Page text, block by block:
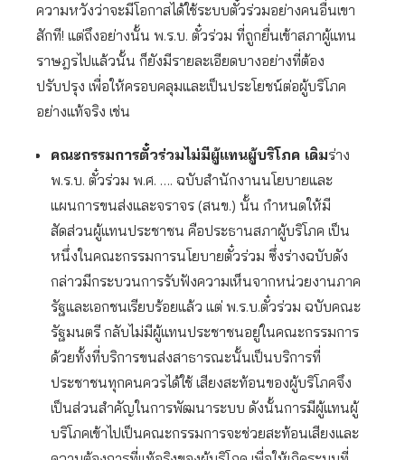
ความหวังว่าจะมีโอกาสได้ใช้ระบบตั๋วร่วมอย่างคนอื่นเขา
สักที! แต่ถึงอย่างนั้น พ.ร.บ. ตั๋วร่วม ที่ถูกยื่นเข้าสภาผู้แทน
ราษฎรไปแล้วนั้น ก็ยังมีรายละเอียดบางอย่างที่ต้อง
ปรับปรุง เพื่อให้ครอบคลุมและเป็นประโยชน์ต่อผู้บริโภค
อย่างแท้จริง เช่น
คณะกรรมการตั๋วร่วมไม่มีผู้แทนผู้บริโภค เดิมร่าง
พ.ร.บ. ตั๋วร่วม พ.ศ. …. ฉบับสำนักงานนโยบายและ
แผนการขนส่งและจราจร (สนข.) นั้น กำหนดให้มี
สัดส่วนผู้แทนประชาชน คือประธานสภาผู้บริโภค เป็น
หนึ่งในคณะกรรมการนโยบายตั๋วร่วม ซึ่งร่างฉบับดัง
กล่าวมีกระบวนการรับฟังความเห็นจากหน่วยงานภาค
รัฐและเอกชนเรียบร้อยแล้ว แต่ พ.ร.บ.ตั๋วร่วม ฉบับคณะ
รัฐมนตรี กลับไม่มีผู้แทนประชาชนอยู่ในคณะกรรมการ
ด้วยทั้งที่บริการขนส่งสาธารณะนั้นเป็นบริการที่
ประชาชนทุกคนควรได้ใช้ เสียงสะท้อนของผู้บริโภคจึง
เป็นส่วนสำคัญในการพัฒนาระบบ ดังนั้นการมีผู้แทนผู้
บริโภคเข้าไปเป็นคณะกรรมการจะช่วยสะท้อนเสียงและ